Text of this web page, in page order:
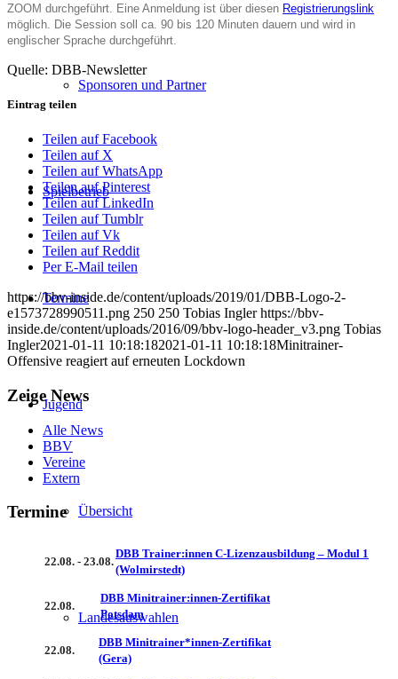
Sponsoren und Partner
Spielbetrieb
Termine
Jugend
Übersicht
Landesauswahlen
ZOOM durchgeführt. Eine Anmeldung ist über diesen Registrierungslink
möglich. Die Session soll ca. 90 bis 120 Minuten dauern und wird in
englischer Sprache durchgeführt.
Quelle: DBB-Newsletter
Eintrag teilen
Teilen auf Facebook
Teilen auf X
Teilen auf WhatsApp
Teilen auf Pinterest
Teilen auf LinkedIn
Teilen auf Tumblr
Teilen auf Vk
Teilen auf Reddit
Per E-Mail teilen
https://bbv-inside.de/content/uploads/2019/01/DBB-Logo-2-
e1573728990511.png 250 250 Tobias Ingler https://bbv-
inside.de/content/uploads/2016/09/bbv-logo-header_v3.png Tobias
Ingler2021-01-11 10:18:182021-01-11 10:18:18Minitrainer-
Offensive reagiert auf erneuten Lockdown
Zeige News
Alle News
BBV
Vereine
Extern
Termine
22.08. - 23.08.
DBB Trainer:innen C-Lizenzausbildung – Modul 1
(Wolmirstedt)
22.08.
DBB Minitrainer:innen-Zertifikat
Potsdam
22.08.
DBB Minitrainer*innen-Zertifikat
(Gera)